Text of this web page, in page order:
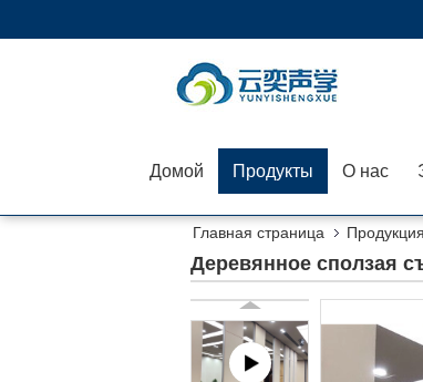
Домой Продукты О нас
Главная страница Продукция
Деревянное сползая